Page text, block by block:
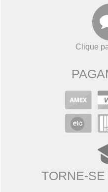
Clique
TORNE-